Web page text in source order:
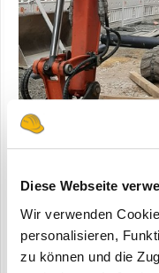
Diese Webseite
Wir verwenden
personalisieren,
zu können und die